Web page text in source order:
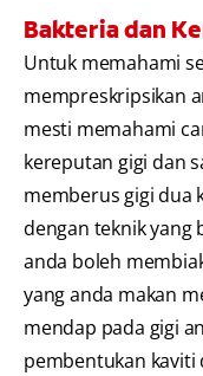
Bakteria dan
Untuk memahami
mempreskripsikan
mesti memahami
kereputan gigi dan
memberus gigi dua
dengan teknik yang
anda boleh
yang anda makan
mendap pada gigi
pembentukan kaviti